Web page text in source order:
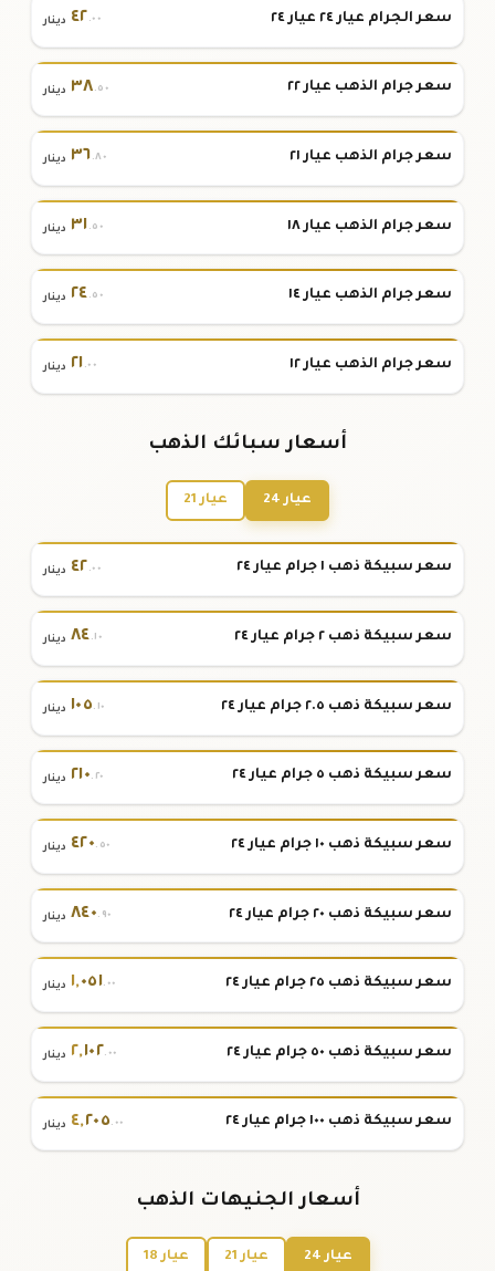
سعر الجرام عيار ٢٤ عيار ٢٤ ٤٢.٠٠ دينار
سعر جرام الذهب عيار ٢٢ ٣٨.٥٠ دينار
سعر جرام الذهب عيار ٢١ ٣٦.٨٠ دينار
سعر جرام الذهب عيار ١٨ ٣١.٥٠ دينار
سعر جرام الذهب عيار ١٤ ٢٤.٥٠ دينار
سعر جرام الذهب عيار ١٢ ٢١.٠٠ دينار
أسعار سبائك الذهب
عيار 24 عيار 21
سعر سبيكة ذهب ١ جرام عيار ٢٤ ٤٢.٠٠ دينار
سعر سبيكة ذهب ٢ جرام عيار ٢٤ ٨٤.١٠ دينار
سعر سبيكة ذهب ٢.٥ جرام عيار ٢٤ ١٠٥.١٠ دينار
سعر سبيكة ذهب ٥ جرام عيار ٢٤ ٢١٠.٢٠ دينار
سعر سبيكة ذهب ١٠ جرام عيار ٢٤ ٤٢٠.٥٠ دينار
سعر سبيكة ذهب ٢٠ جرام عيار ٢٤ ٨٤٠.٩٠ دينار
سعر سبيكة ذهب ٢٥ جرام عيار ٢٤ ١,٠٥١.٠٠ دينار
سعر سبيكة ذهب ٥٠ جرام عيار ٢٤ ٢,١٠٢.٠٠ دينار
سعر سبيكة ذهب ١٠٠ جرام عيار ٢٤ ٤,٢٠٥.٠٠ دينار
أسعار الجنيهات الذهب
عيار 24 عيار 21 عيار 18